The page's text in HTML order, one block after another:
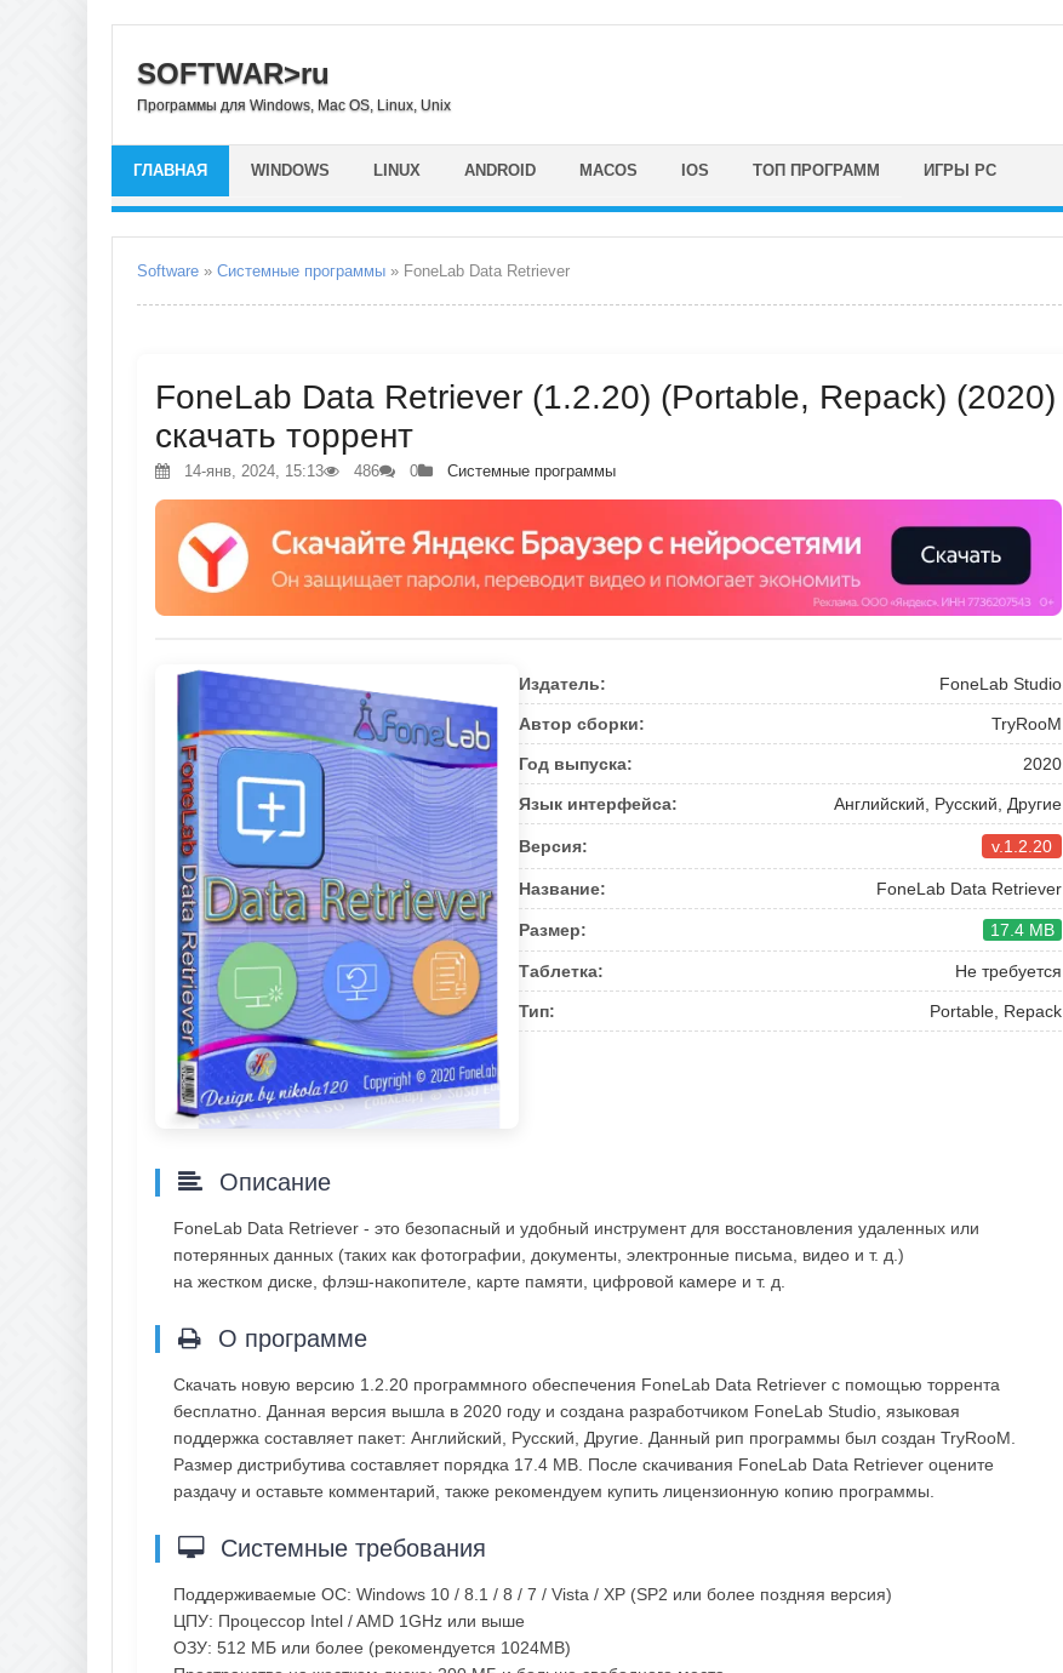
SOFTWAR>ru
Программы для Windows, Mac OS, Linux, Unix
ГЛАВНАЯ WINDOWS LINUX ANDROID MACOS IOS ТОП ПРОГРАММ ИГРЫ PC
Software » Системные программы » FoneLab Data Retriever
FoneLab Data Retriever (1.2.20) (Portable, Repack) (2020)
скачать торрент
14-янв, 2024, 15:13 486 0 Системные программы
Издатель: FoneLab Studio
Автор сборки: TryRooM
Год выпуска: 2020
Язык интерфейса: Английский, Русский, Другие
Версия: v.1.2.20
Название: FoneLab Data Retriever
Размер: 17.4 MB
Таблетка: Не требуется
Тип: Portable, Repack
Описание
FoneLab Data Retriever - это безопасный и удобный инструмент для восстановления удаленных или
потерянных данных (таких как фотографии, документы, электронные письма, видео и т. д.)
на жестком диске, флэш-накопителе, карте памяти, цифровой камере и т. д.
О программе
Скачать новую версию 1.2.20 программного обеспечения FoneLab Data Retriever с помощью торрента
бесплатно. Данная версия вышла в 2020 году и создана разработчиком FoneLab Studio, языковая
поддержка составляет пакет: Английский, Русский, Другие. Данный рип программы был создан TryRooM.
Размер дистрибутива составляет порядка 17.4 MB. После скачивания FoneLab Data Retriever оцените
раздачу и оставьте комментарий, также рекомендуем купить лицензионную копию программы.
Системные требования
Поддерживаемые ОС: Windows 10 / 8.1 / 8 / 7 / Vista / XP (SP2 или более поздняя версия)
ЦПУ: Процессор Intel / AMD 1GHz или выше
ОЗУ: 512 МБ или более (рекомендуется 1024MB)